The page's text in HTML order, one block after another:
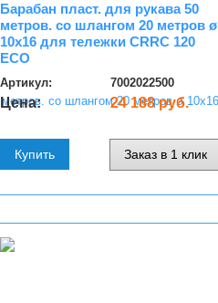
Барабан пласт. для рукава 50
метров. со шлангом 20 метров ø
10x16 для тележки CRRC 120
ECO
Артикул: 7002022500
Цена: 24 188 руб.
Купить Заказ в 1 клик